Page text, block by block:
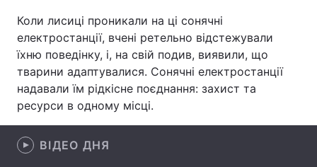
Цікавинки Погода
Екологія
Лонгріди
Інтерв'ю
Коли лисиці проникали на ці сонячні
електростанції, вчені ретельно відстежували
їхню поведінку, і, на свій подив, виявили, що
тварини адаптувалися. Сонячні електростанції
надавали їм рідкісне поєднання: захист та
ресурси в одному місці.
ВІДЕО ДНЯ